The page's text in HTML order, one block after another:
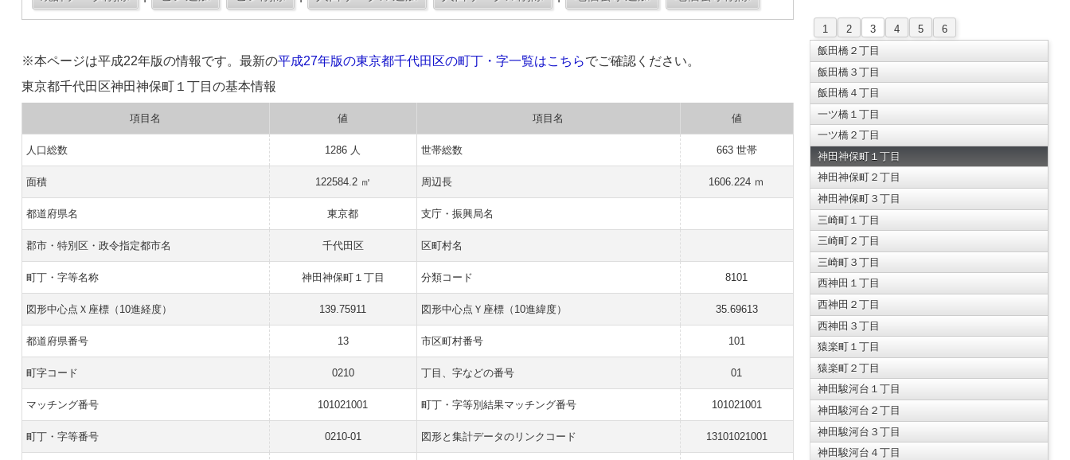
※本ページは平成22年版の情報です。最新の平成27年版の東京都千代田区の町丁・字一覧はこちらでご確認ください。
東京都千代田区神田神保町１丁目の基本情報
項目名 値 項目名 値
人口総数 1286 人 世帯総数 663 世帯
面積 122584.2 ㎡ 周辺長 1606.224 ｍ
都道府県名 東京都 支庁・振興局名
郡市・特別区・政令指定都市名 千代田区 区町村名
町丁・字等名称 神田神保町１丁目 分類コード 8101
図形中心点Ｘ座標（10進経度） 139.75911 図形中心点Ｙ座標（10進緯度） 35.69613
都道府県番号 13 市区町村番号 101
町字コード 0210 丁目、字などの番号 01
マッチング番号 101021001 町丁・字等別結果マッチング番号 101021001
町丁・字等番号 0210-01 図形と集計データのリンクコード 13101021001
1 2 3 4 5
6
飯田橋２丁目
飯田橋３丁目
飯田橋４丁目
一ツ橋１丁目
一ツ橋２丁目
神田神保町１丁目
神田神保町２丁目
神田神保町３丁目
三崎町１丁目
三崎町２丁目
三崎町３丁目
西神田１丁目
西神田２丁目
西神田３丁目
猿楽町１丁目
猿楽町２丁目
神田駿河台１丁目
神田駿河台２丁目
神田駿河台３丁目
神田駿河台４丁目